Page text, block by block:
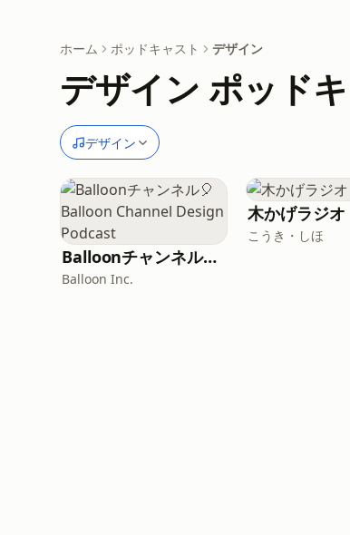
ホーム ポッドキャスト デザイン
デザイン ポッド
デザイン
Balloonチャンネル🎈Balloon Channel Design Podcast
Balloon Inc.
木かげラジオ
こうき・しほ